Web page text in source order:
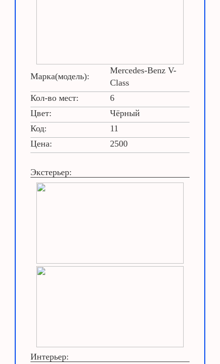
Марка(модель):
Mercedes-Benz V-
Class
Кол-во мест:
6
Цвет:
Чёрный
Код:
11
Цена:
2500
Экстерьер:
Интерьер: